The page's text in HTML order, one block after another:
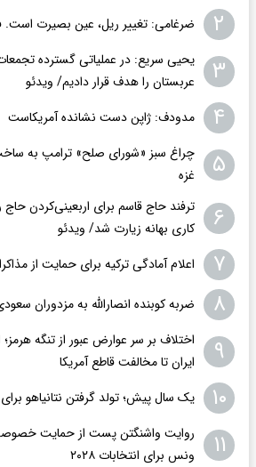
۲ ضرغامی: تغییر ریل، عین بصیرت
۳
یحیی سریع: در عملیاتی گسترده
عربستان را هدف قرار دادیم/ ویدئو
۴ مدودف: ژاپن دست نشانده آمریکاست
۵
چراغ سبز «شورای صلح» ترامپ به
غزه
۶
ترفند حاج قاسم برای اربعینی‌کردن
کاری بهانه زیارت شد/ ویدئو
۷ اعلام آمادگی ترکیه برای حمایت از
۸ ضربه کوبنده انصارالله به مزدوران
۹
ایران تا مخالفت قاطع آمریکا
۱۰ یک سال پیش؛ تولد گرفتن نتانیاهو
۱۱
روایت واشنگتن پست از حمایت
ونس برای انتخابات ۲۰۲۸